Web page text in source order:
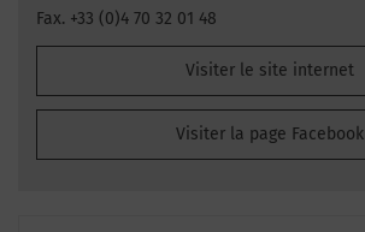
Fax. +33 (0)4 70 32 01 48
Visiter le site internet
Visiter la page Facebook